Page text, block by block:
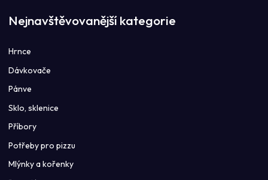
Nejnavštěvovanější kategorie
Hrnce
Dávkovače
Pánve
Sklo, sklenice
Příbory
Potřeby pro pizzu
Mlýnky a kořenky